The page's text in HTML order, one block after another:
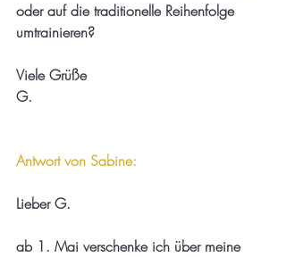
oder auf die traditionelle Reihenfolge
umtrainieren?
Viele Grüße
G.
Antwort von Sabine:
Lieber G.
ab 1. Mai verschenke ich über meine